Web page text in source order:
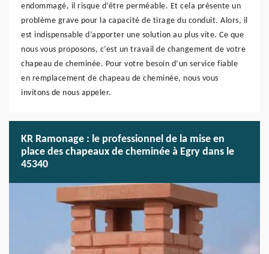
endommagé, il risque d’être perméable. Et cela présente un
problème grave pour la capacité de tirage du conduit. Alors, il
est indispensable d’apporter une solution au plus vite. Ce que
nous vous proposons, c’est un travail de changement de votre
chapeau de cheminée. Pour votre besoin d’un service fiable
en remplacement de chapeau de cheminée, nous vous
invitons de nous appeler.
KR Ramonage : le professionnel de la mise en
place des chapeaux de cheminée à Egry dans le
45340